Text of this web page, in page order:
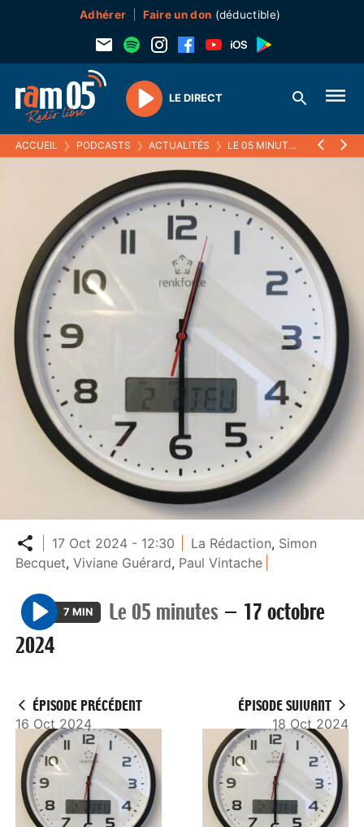
Adhérer Faire un don (déductible)
Play
LE DIRECT
ACCUEIL ❯ PODCASTS ❯ ACTUALITÉS ❯ LE 05 MINUTES 17
Partager
17 Oct 2024 - 12:30 La Rédaction, Simon
Becquet,Viviane Guérard, Paul Vintache
P
l
7 MIN Le 05 minutes — 17 octobre
2024
ÉPISODE PRÉCÉDENT
16 Oct 2024
ÉPISODE SUIVANT
18 Oct 2024